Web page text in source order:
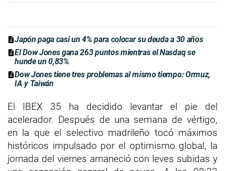
Japón paga casi un 4% para colocar su deuda a 30 años
El Dow Jones gana 263 puntos mientras el Nasdaq se
hunde un 0,83%
Dow Jones tiene tres problemas al mismo tiempo: Ormuz,
IA y Taiwán
El IBEX 35 ha decidido levantar el pie del
acelerador. Después de una semana de vértigo,
en la que el selectivo madrileño tocó máximos
históricos impulsado por el optimismo global, la
jornada del viernes amaneció con leves subidas y